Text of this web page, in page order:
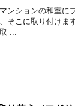
ンションの和室に
そこに取り付けま
...